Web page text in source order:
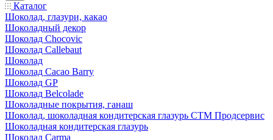
Каталог
Шоколад, глазури, какао
Шоколадный декор
Шоколад Chocovic
Шоколад Callebaut
Шоколад
Шоколад Cacao Barry
Шоколад GP
Шоколад Belcolade
Шоколадные покрытия, ганаш
Шоколад, шоколадная кондитерская глазурь СТМ Продсервис
Шоколадная кондитерская глазурь
Шоколад Carma